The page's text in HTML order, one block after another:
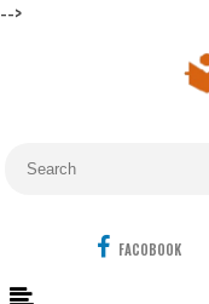
-->
FACOBOOK